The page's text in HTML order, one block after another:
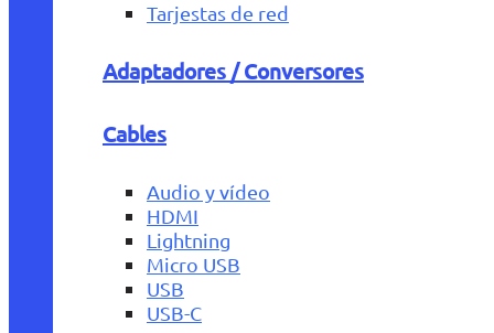
Tarjestas de red
Adaptadores / Conversores
Cables
Audio y vídeo
HDMI
Lightning
Micro USB
USB
USB-C